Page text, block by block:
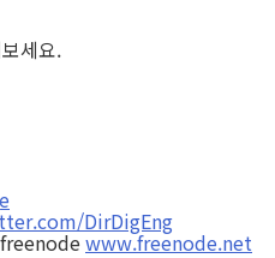
세요.
DirDigEng
www.freenode.net